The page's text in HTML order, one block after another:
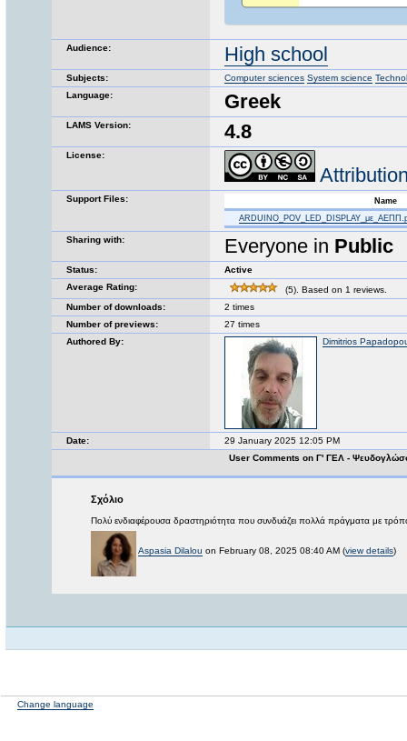
Audience: High school
Subjects: Computer sciences System science
Language:
Greek
LAMS Version: 4.8
License:
Support Files:
Name
Sharing with: Everyone in Public
Status:
Active
Average Rating:
(5). Based on 1 reviews.
Number of downloads:
2 times
Number of previews:
27 times
Authored By:
Dimitrios
Date:
29 January 2025 12:05 PM
User Comments on Γ' ΓΕΛ -
Σχόλιο
Πολύ ενδιαφέρουσα δραστηριότητα που συνδυάζει πολλά πράγματα με
Aspasia Dilalou on February 08, 2025 08:40 AM (view details)
Change language